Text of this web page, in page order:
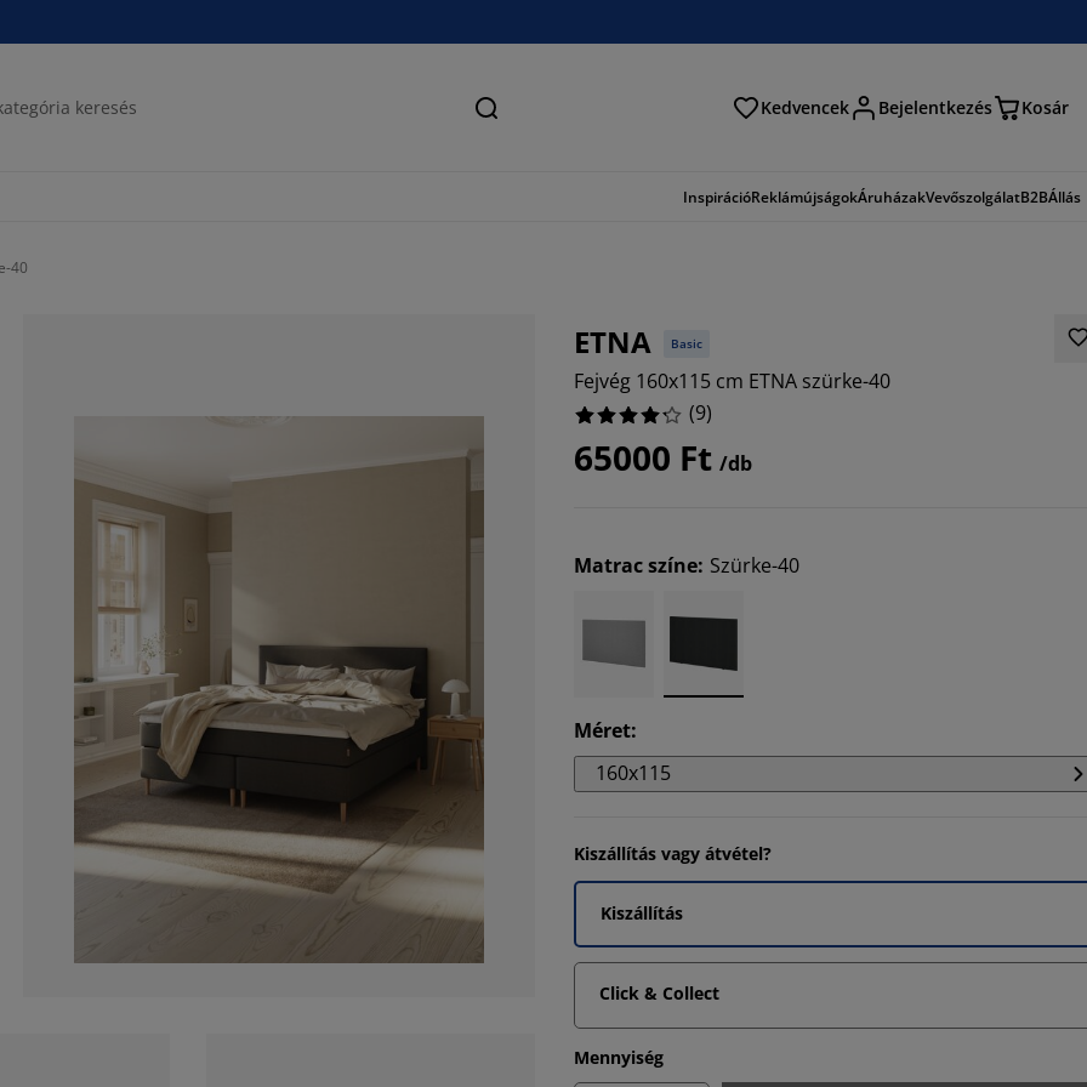
Keresés Kedvencek Bejelentkezés Kosár
InspirációReklámújságokÁruházakVevőszolgálatB2BÁllás
40
ETNA Basic
Fejvég 160x115 cm ETNA szürke-40
(9)
65000 Ft /db
Matrac színe: Szürke-40
Méret:
160x115
Kiszállítás vagy átvétel?
Kiszállítás
Click & Collect
Mennyiség
11.11111111111111%
11.11111111111111%